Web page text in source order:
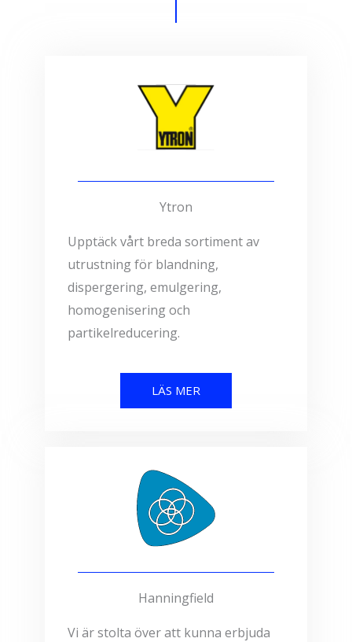
Ytron
Upptäck vårt breda sortiment av
utrustning för blandning,
dispergering, emulgering,
homogenisering och
partikelreducering.
LÄS MER
Hanningfield
Vi är stolta över att kunna erbjuda